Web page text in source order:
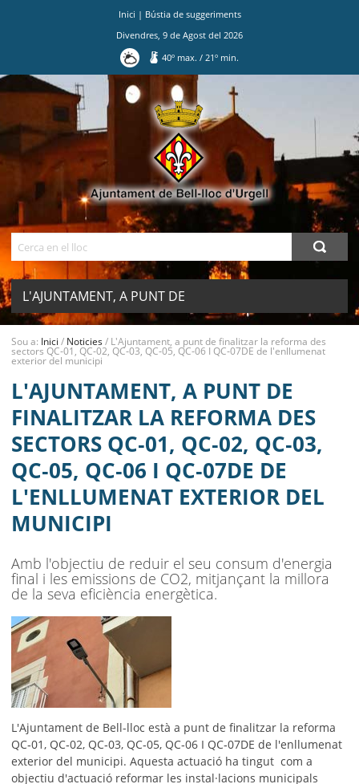
Inici | Bústia de suggeriments
Divendres 9 de Agost del 2026
40º max./ 21º min.
L'AJUNTAMENT, A PUNT DE
FINALITZAR LA REFORMA DES
SECTORS QC‐01, QC‐02, QC‐03, QC‐05,
QC‐06 I QC‐07DE DE L'ENLLUMENAT
EXTERIOR DEL MUNICIPI
AJUNTAMENT
MUNICIPI
SEU ELECTRÒNICA
BELL-LLOC SOLUCIONA
Sou a: Inici / Noticies/ L'Ajuntament, a punt de finalitzar la reforma des
sectors QC‐01, QC‐02, QC‐03, QC‐05, QC‐06 I QC‐07DE de l'enllumenat
exterior del municipi
L'AJUNTAMENT, A PUNT DE
FINALITZAR LA REFORMA DES
SECTORS QC‐01, QC‐02, QC‐03,
QC‐05, QC‐06 I QC‐07DE DE
L'ENLLUMENAT EXTERIOR DEL
MUNICIPI
Amb l'objectiu de reduir el seu consum d'energia
final i les emissions de CO2, mitjançant la millora
de la seva eficiència energètica.
L'Ajuntament de Bell-lloc està a punt de finalitzar la reforma
QC‐01, QC‐02, QC‐03, QC‐05, QC‐06 I QC‐07DE de l'enllumenat
exterior del municipi. Aquesta actuació ha tingut com a
objectiu d'actuació reformar les instal·lacions municipals